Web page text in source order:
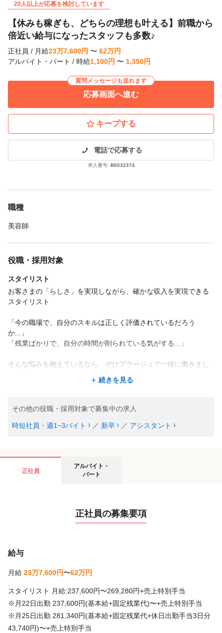
20人以上が応募を検討しています
【休みも稼ぎも、どちらの理想も叶える】前職から
倍近い給与になったスタッフも多数♪
正社員 / 月給23万7,600円 〜 62万円
アルバイト・パート / 時給1,100円 〜 1,350円
質問メッセージも送れます
応募画面へ進む
キープする
電話で応募する
求人番号: B0532374
職種
美容師
役職・採用対象
スタイリスト
お客さまの「らしさ」を実現しながら、確かな収入を実現できる
スタイリスト
「今の職場で、自分のスキルは正しく評価されているだろう
か...」
「残業ばかりで、自分の時間が削られている気がする...」
そんな悩みを抱えているなら、ぜひプラージュで一緒に働きまし
当社には、他社を経験したスタイリストだからこそ驚く【高い給
あなたが培ってきた経験とスキルを無駄にせず、最大限に活かせ
免許をもっていない方やこれから取得予定の方はアシスタント求
人をご覧ください★
続きを見る
その他の役職・採用対象で募集中の求人
時短社員・週1~3バイト ／ 新卒 ／ アシスタント
正社員
アルバイト・
パート
正社員の募集要項
給与
月給 23万7,600円〜62万円
スタイリスト ⽉給:237,600円〜269,280円+売上特別⼿当
※⽉22⽇出勤 237,600円(基本給+固定残業代)〜+売上特別⼿当
※⽉25⽇出勤 281,340円(基本給+固定残業代+休⽇出勤⼿当3⽇分
43,740円)〜+売上特別⼿当